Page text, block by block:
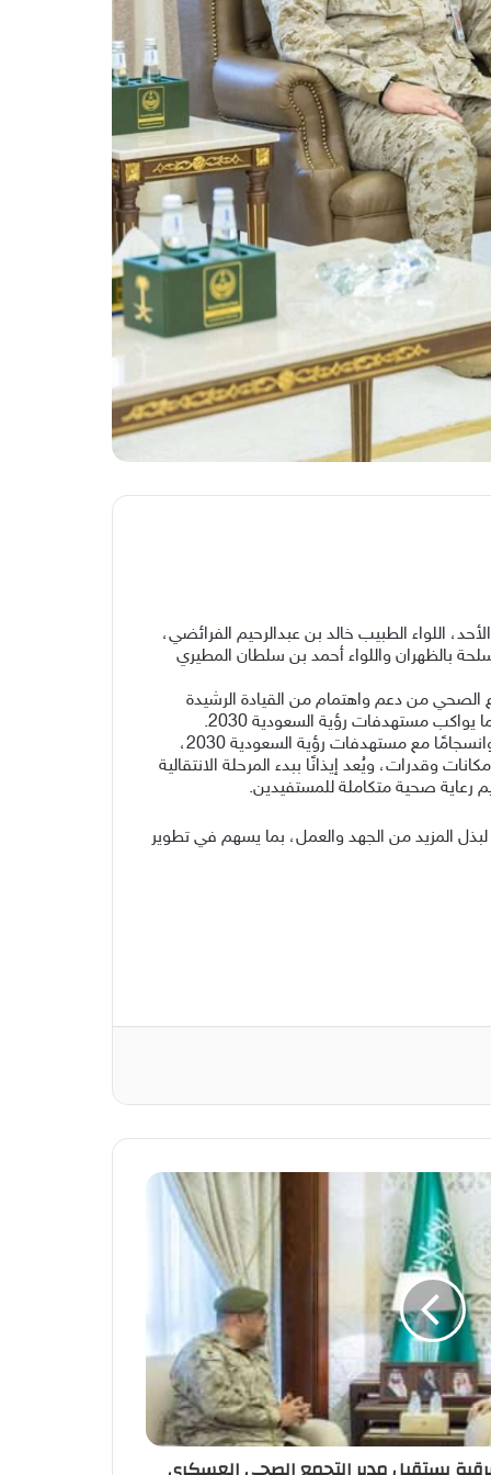
اللواء الطبيب خالد بن عبدالرحيم الفرائضي،
بالظهران واللواء أحمد بن سلطان المطيري
الصحي من دعم واهتمام من القيادة الرشيدة
مستهدفات رؤية السعودية 2030.
وأوضح الفرائضي أن تأسيس التجمع الصحي العسكري بالمنطقة الشرقية يأتي في إطار برامج التحول التي تنفذها وزارة الدفاع، وانسجامًا مع مستهدفات رؤية السعودية 2030،
وقدرات، ويُعد إيذانًا ببدء المرحلة الانتقالية
رعاية صحية متكاملة للمستفيدين.
المزيد من الجهد والعمل، بما يسهم في تطوير